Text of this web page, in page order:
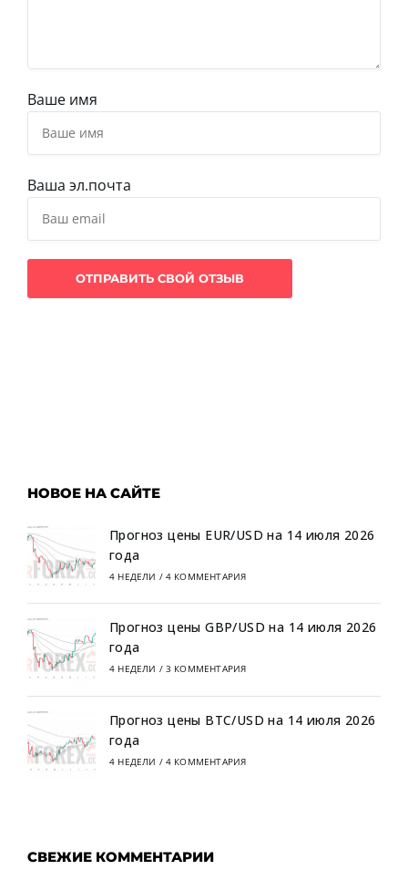
Ваше имя
Ваша эл.почта
НОВОЕ НА САЙТЕ
Прогноз цены EUR/USD на 14 июля 2026
года
4 НЕДЕЛИ / 4 КОММЕНТАРИЯ
Прогноз цены GBP/USD на 14 июля 2026
года
4 НЕДЕЛИ / 3 КОММЕНТАРИЯ
Прогноз цены BTC/USD на 14 июля 2026
года
4 НЕДЕЛИ / 4 КОММЕНТАРИЯ
СВЕЖИЕ КОММЕНТАРИИ